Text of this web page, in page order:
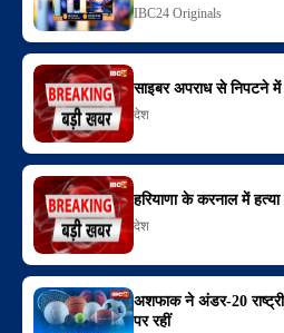
IBC24 Originals
साइबर अपराध से निपटने
देश
हरियाणा के करनाल में
देश
अशफाक ने अंडर-20
पर रहीं